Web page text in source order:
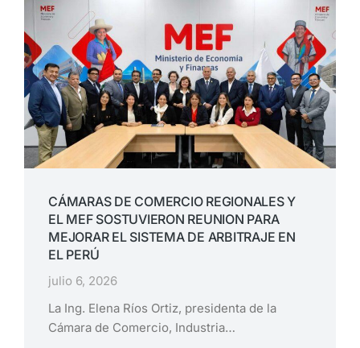
CÁMARAS DE COMERCIO REGIONALES Y
EL MEF SOSTUVIERON REUNION PARA
MEJORAR EL SISTEMA DE ARBITRAJE EN
EL PERÚ
julio 6, 2026
La Ing. Elena Ríos Ortiz, presidenta de la
Cámara de Comercio, Industria…